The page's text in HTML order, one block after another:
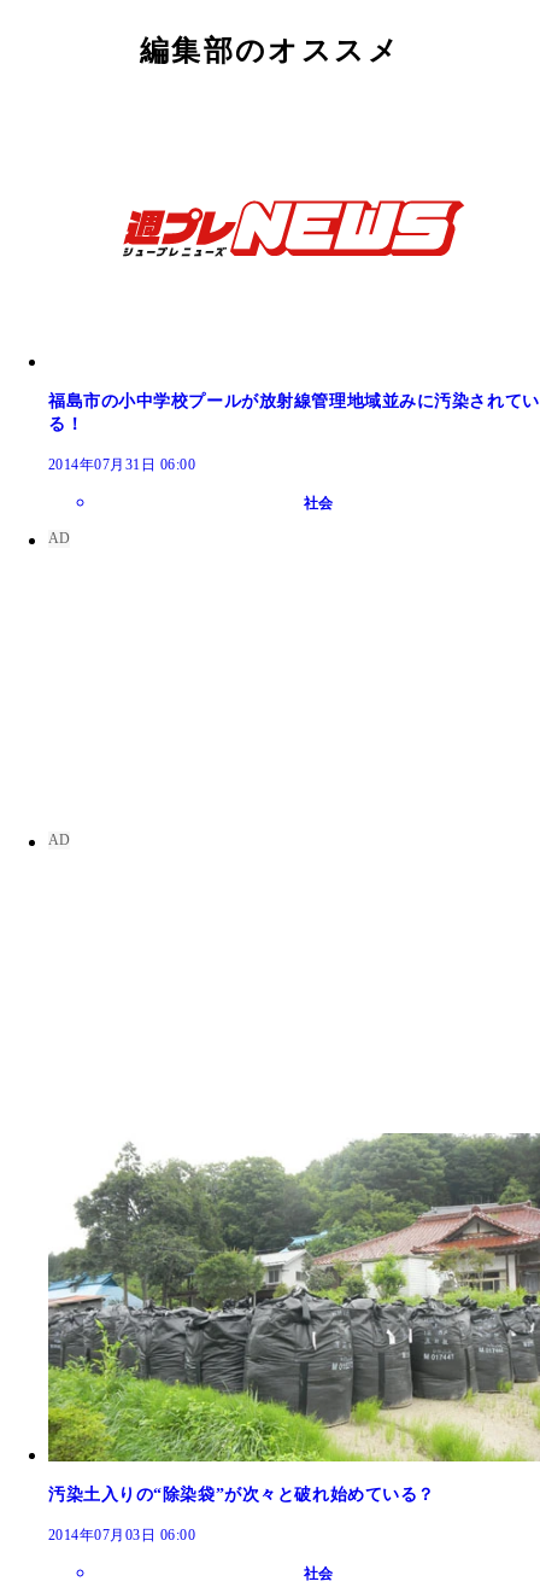
編集部のオススメ
福島市の小中学校プールが放射線管理地域並みに汚染されてい
る！
2014年07月31日 06:00
社会
汚染土入りの“除染袋”が次々と破れ始めている？
2014年07月03日 06:00
社会